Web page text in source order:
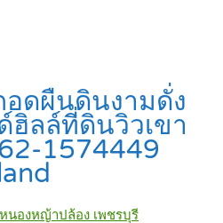
ดผืนดินงามดั่ง
ลล์ที่ดินวิวเขา
1574449
นองหญ้าปล้อง เพชรบุรี